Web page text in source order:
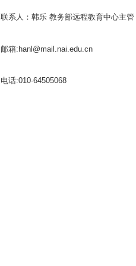
联系人：韩乐 教务部远程教育中心主管
邮箱:hanl@mail.nai.edu.cn
电话:010-64505068